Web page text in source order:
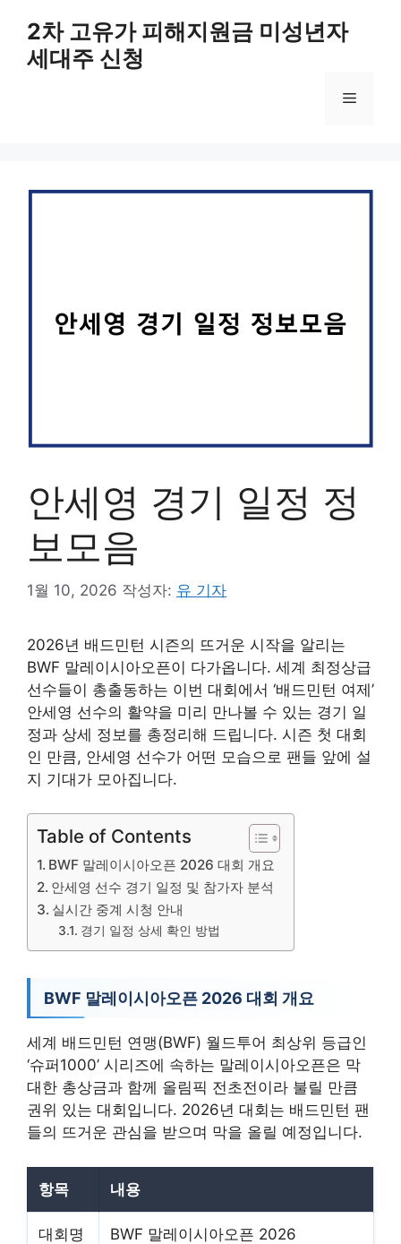
2차 고유가 피해지원금 미성년자
세대주 신청
메
안세영 경기 일정 정
보모음
1월 10, 2026 작성자: 유 기자
2026년 배드민턴 시즌의 뜨거운 시작을 알리는
BWF 말레이시아오픈이 다가옵니다. 세계 최정상급
선수들이 총출동하는 이번 대회에서 ‘배드민턴 여제’
안세영 선수의 활약을 미리 만나볼 수 있는 경기 일
정과 상세 정보를 총정리해 드립니다. 시즌 첫 대회
인 만큼, 안세영 선수가 어떤 모습으로 팬들 앞에 설
지 기대가 모아집니다.
Table of Contents
BWF 말레이시아오픈 2026 대회 개요
안세영 선수 경기 일정 및 참가자 분석
실시간 중계 시청 안내
경기 일정 상세 확인 방법
BWF 말레이시아오픈 2026 대회 개요
세계 배드민턴 연맹(BWF) 월드투어 최상위 등급인
‘슈퍼1000’ 시리즈에 속하는 말레이시아오픈은 막
대한 총상금과 함께 올림픽 전초전이라 불릴 만큼
권위 있는 대회입니다. 2026년 대회는 배드민턴 팬
들의 뜨거운 관심을 받으며 막을 올릴 예정입니다.
항목 내용
대회명 BWF 말레이시아오픈 2026